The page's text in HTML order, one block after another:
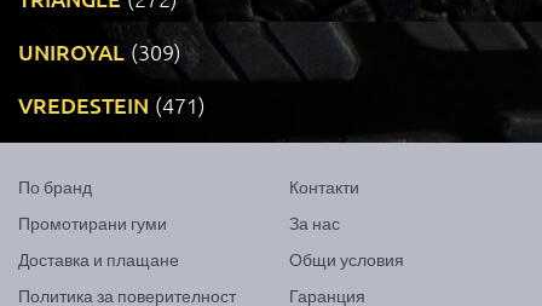
UNIROYAL (309)
VREDESTEIN (471)
По бранд
Промотирани гуми
Доставка и плащане
Политика за поверителност
Контакти
За нас
Общи условия
Гаранция